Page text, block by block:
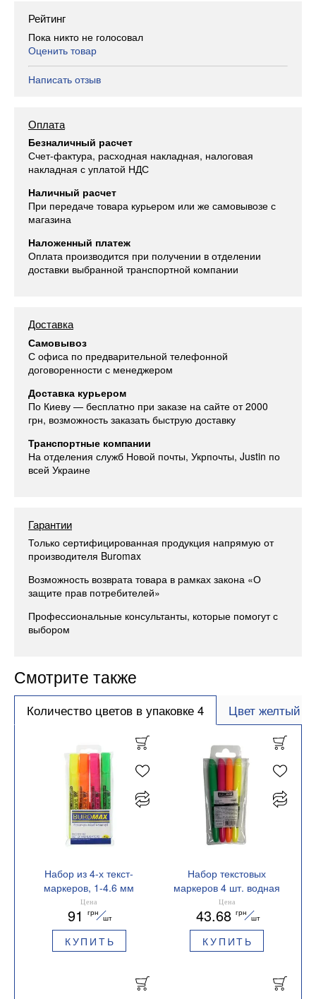
Рейтинг
Пока никто не голосовал
Оценить товар
Написать отзыв
Оплата
Безналичный расчет
Счет-фактура, расходная накладная, налоговая
накладная с уплатой НДС
Наличный расчет
При передаче товара курьером или же самовывозе с
магазина
Наложенный платеж
Оплата производится при получении в отделении
доставки выбранной транспортной компании
Доставка
Самовывоз
С офиса по предварительной телефонной
договоренности с менеджером
Доставка курьером
По Киеву — бесплатно при заказе на сайте от 2000
грн, возможность заказать быструю доставку
Транспортные компании
На отделения служб Новой почты, Укрпочты, Justin по
всей Украине
Гарантии
Только сертифицированная продукция напрямую от
производителя Buromax
Возможность возврата товара в рамках закона «О
защите прав потребителей»
Профессиональные консультанты, которые помогут с
выбором
Смотрите также
Количество цветов в упаковке 4 Цвет желтый
Набор из 4-х текст-
маркеров, 1-4.6 мм
BUROMAX BM.8906-94
Цена
91 грн
шт
КУПИТЬ
Набор текстовых
маркеров 4 шт. водная
основа 2-4 мм круглые
JOBMAX BUROMAX
BM.8903-94
Цена
43.68 грн
шт
КУПИТЬ